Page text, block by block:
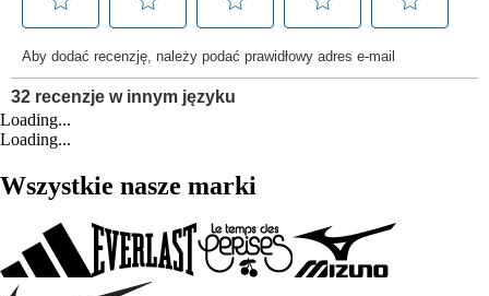
Loading...
Loading...
Wszystkie nasze marki